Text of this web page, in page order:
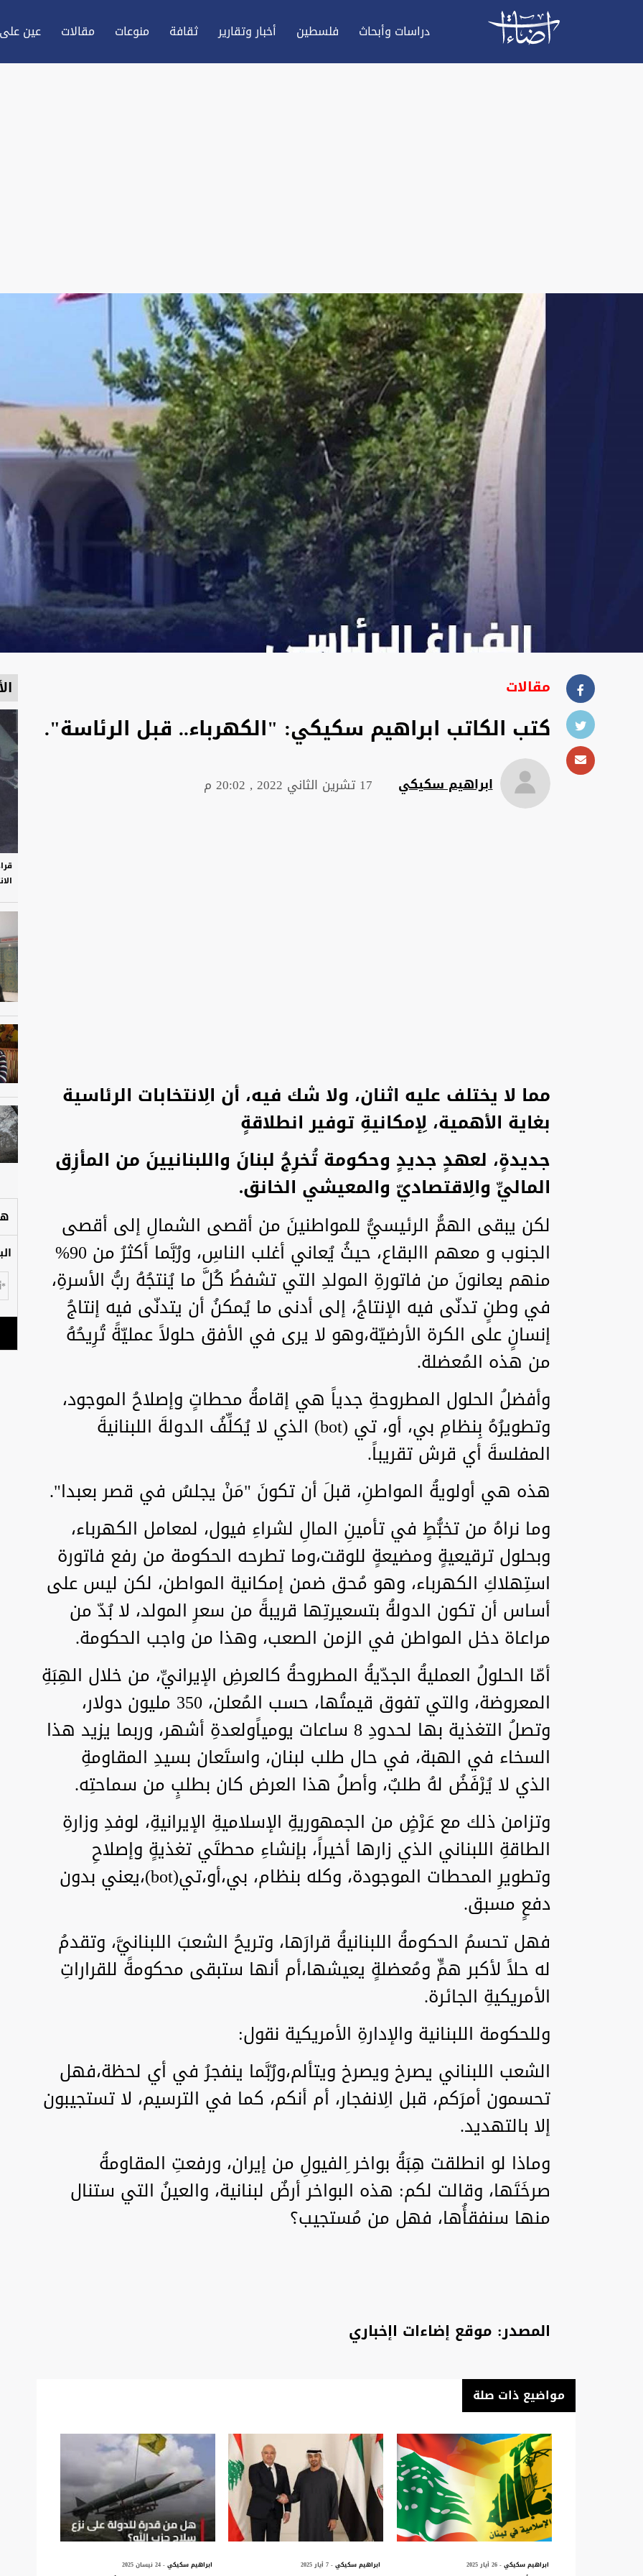
دراسات وأبحاث فلسطين أخبار وتقارير ثقافة منوعات مقالات عين
مقالات
كتب الكاتب ابراهيم سكيكي: "الكهرباء.. قبل الرئاسة".
ابراهيم سكيكي 17 تشرين الثاني 2022 , 20:02 م
مما لا يختلف عليه اثنان، ولا شك فيه، أن الِانتخابات الرئاسية
بغاية الأهمية، لِإمكانيةِ توفير انطلاقةٍ
جديدةٍ، لعهدٍ جديدٍ وحكومة تُخرِجُ لبنانَ واللبنانيينَ من المأزِق
الماليِّ والِاقتصاديّ والمعيشي الخانق.
لكن يبقى الهمُّ الرئيسيُّ للمواطنينَ من أقصى الشمالِ إلى أقصى
الجنوب و معهم االبقاع، حيثُ يُعاني أغلب الناسِ، ورُبَّما أكثرُ من 90%
منهم يعانونَ من فاتورةِ المولدِ التي تشفطُ كُلَّ ما يُنتجُهُ ربُّ الأسرةِ،
في وطنٍ تدنّى فيه الإنتاجُ، إلى أدنى ما يُمكنُ أن يتدنّى فيه إنتاجُ
إنسانٍ على الكرة الأرضيّة،وهو لا يرى في الأفق حلولاً عمليّةً تُرِيحُهُ
من هذه المُعضلة.
وأفضلُ الحلول المطروحةِ جدياً هي إقامةُ محطاتٍ وإصلاحُ الموجود،
وتطويرُهُ بِنظامِ بي، أو، تي (bot) الذي لا يُكلِّفُ الدولةَ اللبنانيةَ
المفلسةَ أي قرش تقريباً.
هذه هي أولويةُ المواطنِ، قبلَ أن تكونَ "مَنْ يجلسُ في قصر بعبدا".
وما نراهُ من تخبُّطٍ في تأمينِ المالِ لشراءِ فيول، لمعامل الكهرباء،
وبحلول ترقيعيةٍ ومضيعةٍ للوقت،وما تطرحه الحكومة من رفع فاتورة
استِهلاكِ الكهرباء، وهو مُحق ضمن إمكانية المواطن، لكن ليس على
أساس أن تكون الدولةُ بتسعيرتِها قريبةً من سعرِ المولد، لا بُدّ من
مراعاة دخل المواطن في الزمن الصعب، وهذا من واجب الحكومة.
أمّا الحلولُ العمليةُ الجدّيةُ المطروحةُ كالعرضِ الإيرانيِّ، من خلال الهِبَةِ
المعروضة، والتي تفوق قيمتُها، حسب المُعلن، 350 مليون دولار،
وتصلُ التغذية بها لحدودِ 8 ساعات يومياًولعدةِ أشهر، وربما يزيد هذا
السخاء في الهبة، في حال طلب لبنان، واستَعان بسيدِ المقاومةِ
الذي لا يُرْفَضُ لهُ طلبٌ، وأصلُ هذا العرض كان بطلبٍ من سماحتِه.
وتزامن ذلك مع عَرْضٍ من الجمهوريةِ الإسلاميةِ الإيرانيةِ، لوفدِ وزارةِ
الطاقةِ اللبناني الذي زارها أخيراً، بإنشاءِ محطتَي تغذيةٍ وإصلاحِ
وتطويرِ المحطات الموجودة، وكله بنظام، بي،أو،تي(bot)،يعني بدون
دفعٍ مسبق.
فهل تحسمُ الحكومةُ اللبنانيةُ قرارَها، وتريحُ الشعبَ اللبنانيَّ، وتقدمُ
له حلاً لأكبر همٍّ ومُعضلةٍ يعيشها،أم أنها ستبقى محكومةً للقراراتِ
الأمريكيةِ الجائرة.
وللحكومة اللبنانية والإدارةِ الأمريكية نقول:
الشعب اللبناني يصرخ ويصرخ ويتألم،ورُبَّما ينفجرُ في أي لحظة،فهل
تحسمون أمرَكم، قبل الِانفجار، أم أنكم، كما في الترسيم، لا تستجيبون
إلا بالتهديد.
وماذا لو انطلقت هِبَةُ بواخر ِالفيولِ من إيران، ورفعتِ المقاومةُ
صرخَتَها، وقالت لكم: هذه البواخر أرضٌ لبنانية، والعينُ التي ستنال
منها سنفقأُها، فهل من مُستجيب؟
المصدر: موقع إضاءات اإخباري
مواضيع ذات صلة
ابراهيم سكيكي- 26 أيار 2025 ابراهيم سكيكي - 7 أيار 2025 ابراهيم سكيكي- 24 نيسان 2025